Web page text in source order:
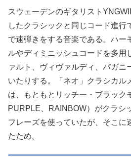
スウェーデンのギタリスト
したクラシックと同じコード進行
で速弾きをする音楽である。ハー
ルやディミニッシュコードを多用
ァルト、ヴィヴァルディ、パガニ
いたりする。「ネオ」クラシカル
は、もともとリッチー・ブラック
PURPLE、RAINBOW）がクラシ
フレーズを使っていたが、そこに
たため。